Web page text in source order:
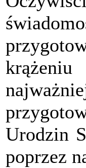
Urodzin
poprzez